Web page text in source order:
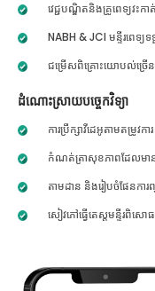
វេជ្ជបណ្ឌិតនិងគ្រូពេទ្យវះក
NABH & JCI មន្ទីរពេទ្យ
ជម្រើសពិគ្រោះយោបល់ច្រើ
ដំណោះស្រាយបច្ចេកវិទ្យា
ការប្រឹក្សាវីដេអូតាមតម្រូវការ
កំណត់ត្រាសុខភាពដែលមាន
តាមដាន និងរៀបចំផែនការ
សៀវភៅធ្វើតេស្តមន្ទីរ